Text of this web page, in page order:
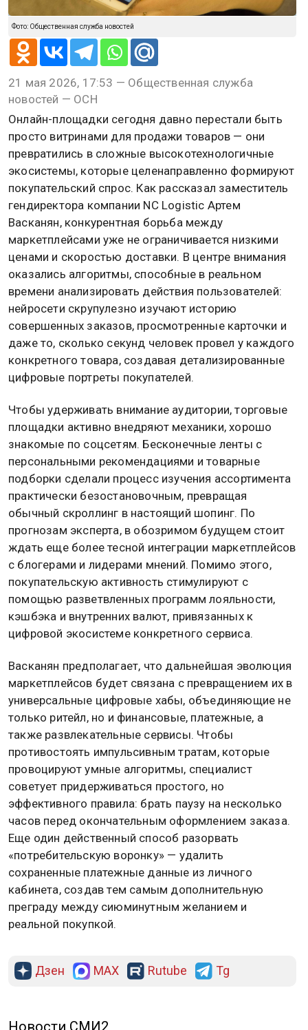
Фото: Общественная служба новостей
21 мая 2026, 17:53 — Общественная служба
новостей — ОСН
Онлайн-площадки сегодня давно перестали быть
просто витринами для продажи товаров — они
превратились в сложные высокотехнологичные
экосистемы, которые целенаправленно формируют
покупательский спрос. Как рассказал заместитель
гендиректора компании NC Logistic Артем
Васканян, конкурентная борьба между
маркетплейсами уже не ограничивается низкими
ценами и скоростью доставки. В центре внимания
оказались алгоритмы, способные в реальном
времени анализировать действия пользователей:
нейросети скрупулезно изучают историю
совершенных заказов, просмотренные карточки и
даже то, сколько секунд человек провел у каждого
конкретного товара, создавая детализированные
цифровые портреты покупателей.
Чтобы удерживать внимание аудитории, торговые
площадки активно внедряют механики, хорошо
знакомые по соцсетям. Бесконечные ленты с
персональными рекомендациями и товарные
подборки сделали процесс изучения ассортимента
практически безостановочным, превращая
обычный скроллинг в настоящий шопинг. По
прогнозам эксперта, в обозримом будущем стоит
ждать еще более тесной интеграции маркетплейсов
с блогерами и лидерами мнений. Помимо этого,
покупательскую активность стимулируют с
помощью разветвленных программ лояльности,
кэшбэка и внутренних валют, привязанных к
цифровой экосистеме конкретного сервиса.
Васканян предполагает, что дальнейшая эволюция
маркетплейсов будет связана с превращением их в
универсальные цифровые хабы, объединяющие не
только ритейл, но и финансовые, платежные, а
также развлекательные сервисы. Чтобы
противостоять импульсивным тратам, которые
провоцируют умные алгоритмы, специалист
советует придерживаться простого, но
эффективного правила: брать паузу на несколько
часов перед окончательным оформлением заказа.
Еще один действенный способ разорвать
«потребительскую воронку» — удалить
сохраненные платежные данные из личного
кабинета, создав тем самым дополнительную
преграду между сиюминутным желанием и
реальной покупкой.
Дзен MAX Rutube Tg
Новости СМИ2